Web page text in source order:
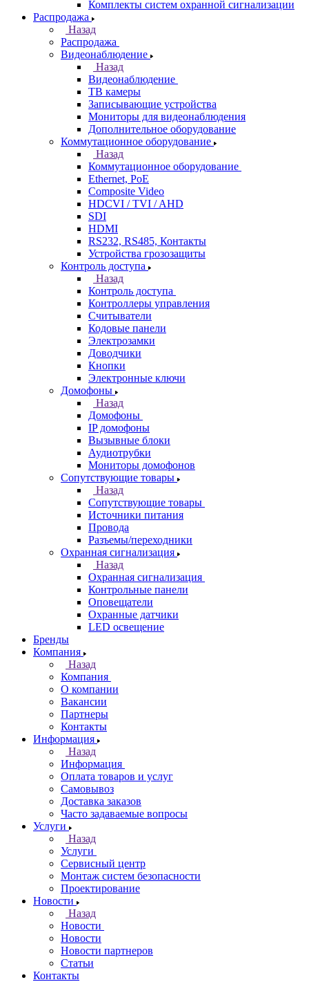
Комплекты систем охранной сигнализации
Распродажа
Назад
Распродажа
Видеонаблюдение
Назад
Видеонаблюдение
ТВ камеры
Записывающие устройства
Мониторы для видеонаблюдения
Дополнительное оборудование
Коммутационное оборудование
Назад
Коммутационное оборудование
Ethernet, PoE
Composite Video
HDCVI / TVI / AHD
SDI
HDMI
RS232, RS485, Контакты
Устройства грозозащиты
Контроль доступа
Назад
Контроль доступа
Контроллеры управления
Считыватели
Кодовые панели
Электрозамки
Доводчики
Кнопки
Электронные ключи
Домофоны
Назад
Домофоны
IP домофоны
Вызывные блоки
Аудиотрубки
Мониторы домофонов
Сопутствующие товары
Назад
Сопутствующие товары
Источники питания
Провода
Разъемы/переходники
Охранная сигнализация
Назад
Охранная сигнализация
Контрольные панели
Оповещатели
Охранные датчики
LED освещение
Бренды
Компания
Назад
Компания
О компании
Вакансии
Партнеры
Контакты
Информация
Назад
Информация
Оплата товаров и услуг
Самовывоз
Доставка заказов
Часто задаваемые вопросы
Услуги
Назад
Услуги
Сервисный центр
Монтаж систем безопасности
Проектирование
Новости
Назад
Новости
Новости
Новости партнеров
Статьи
Контакты